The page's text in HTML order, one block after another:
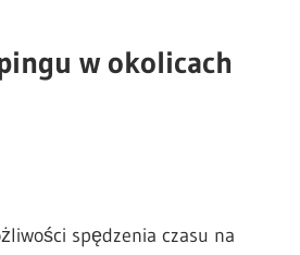
w okolicach
spędzenia czasu na